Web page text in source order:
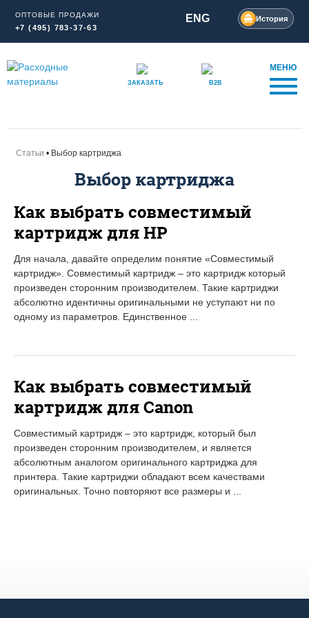
ОПТОВЫЕ ПРОДАЖИ
+7 (495) 783-37-63
ENG История
ЗАКАЗАТЬ B2B
МЕНЮ
Статьи Выбор картриджа
Выбор картриджа
Как выбрать совместимый
картридж для HP
Для начала, давайте определим понятие «Совместимый
картридж». Совместимый картридж – это картридж который
произведен сторонним производителем. Такие картриджи
абсолютно идентичны оригинальными не уступают ни по
одному из параметров. Единственное ...
Как выбрать совместимый
картридж для Canon
Совместимый картридж – это картридж, который был
произведен сторонним производителем, и является
абсолютным аналогом оригинального картриджа для
принтера. Такие картриджи обладают всем качествами
оригинальных. Точно повторяют все размеры и ...